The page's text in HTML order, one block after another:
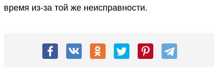
время из-за той же неисправности.